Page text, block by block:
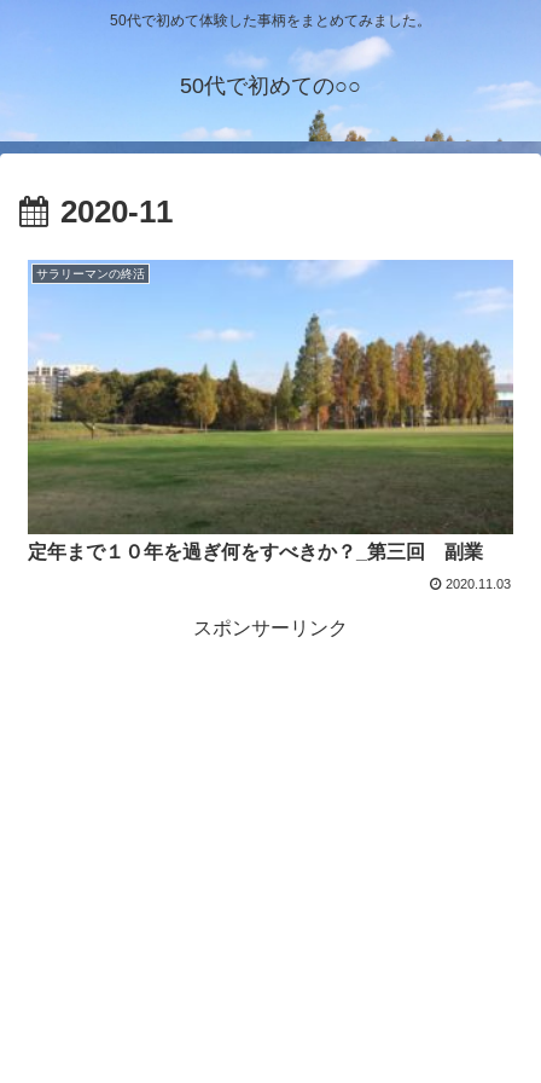
50代で初めて体験した事柄をまとめてみました。
50代で初めての○○
2020-11
サラリーマンの終活
定年まで１０年を過ぎ何をすべきか？_第三回 副業
2020.11.03
スポンサーリンク